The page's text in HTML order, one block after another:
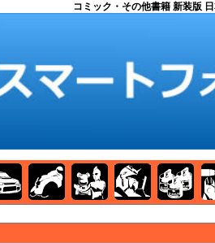
コミック・その他書籍 新装版
自動車 バイク キャラクターガンダム 塗料